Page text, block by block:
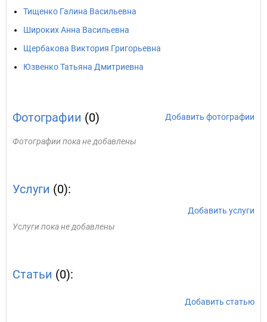
Тищенко Галина Васильевна
Широких Анна Васильевна
Щербакова Виктория Григорьевна
Юзвенко Татьяна Дмитриевна
Фотографии (0) Добавить фотографии
Фотографии пока не добавлены
Услуги (0):
Добавить услуги
Услуги пока не добавлены
Статьи (0):
Добавить статью